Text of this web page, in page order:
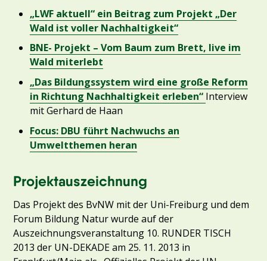
„LWF aktuell“ ein Beitrag zum Projekt „Der
Wald ist voller Nachhaltigkeit“
BNE- Projekt – Vom Baum zum Brett, live im
Wald miterlebt
„Das Bildungssystem wird eine große Reform
in Richtung Nachhaltigkeit erleben“ Interview
mit Gerhard de Haan
Focus: DBU führt Nachwuchs an
Umweltthemen heran
Projektauszeichnung
Das Projekt des BvNW mit der Uni-Freiburg und dem
Forum Bildung Natur wurde auf der
Auszeichnungsveranstaltung 10. RUNDER TISCH
2013 der UN-DEKADE am 25. 11. 2013 in